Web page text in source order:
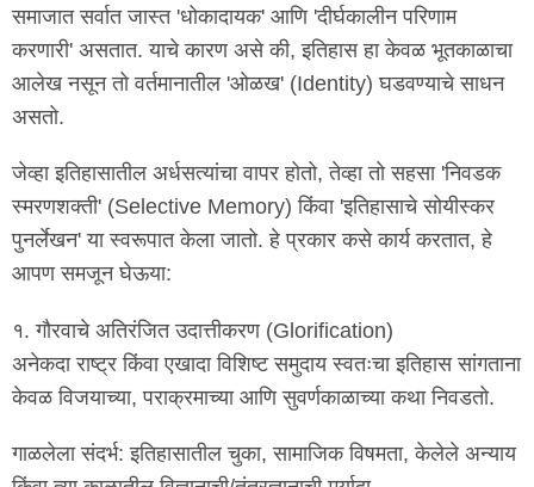
समाजात सर्वात जास्त 'धोकादायक' आणि 'दीर्घकालीन परिणाम
करणारी' असतात. याचे कारण असे की, इतिहास हा केवळ भूतकाळाचा
आलेख नसून तो वर्तमानातील 'ओळख' (Identity) घडवण्याचे साधन
असतो.
जेव्हा इतिहासातील अर्धसत्यांचा वापर होतो, तेव्हा तो सहसा 'निवडक
स्मरणशक्ती' (Selective Memory) किंवा 'इतिहासाचे सोयीस्कर
पुनर्लेखन' या स्वरूपात केला जातो. हे प्रकार कसे कार्य करतात, हे
आपण समजून घेऊया:
१. गौरवाचे अतिरंजित उदात्तीकरण (Glorification)
अनेकदा राष्ट्र किंवा एखादा विशिष्ट समुदाय स्वतःचा इतिहास सांगताना
केवळ विजयाच्या, पराक्रमाच्या आणि सुवर्णकाळाच्या कथा निवडतो.
गाळलेला संदर्भ: इतिहासातील चुका, सामाजिक विषमता, केलेले अन्याय